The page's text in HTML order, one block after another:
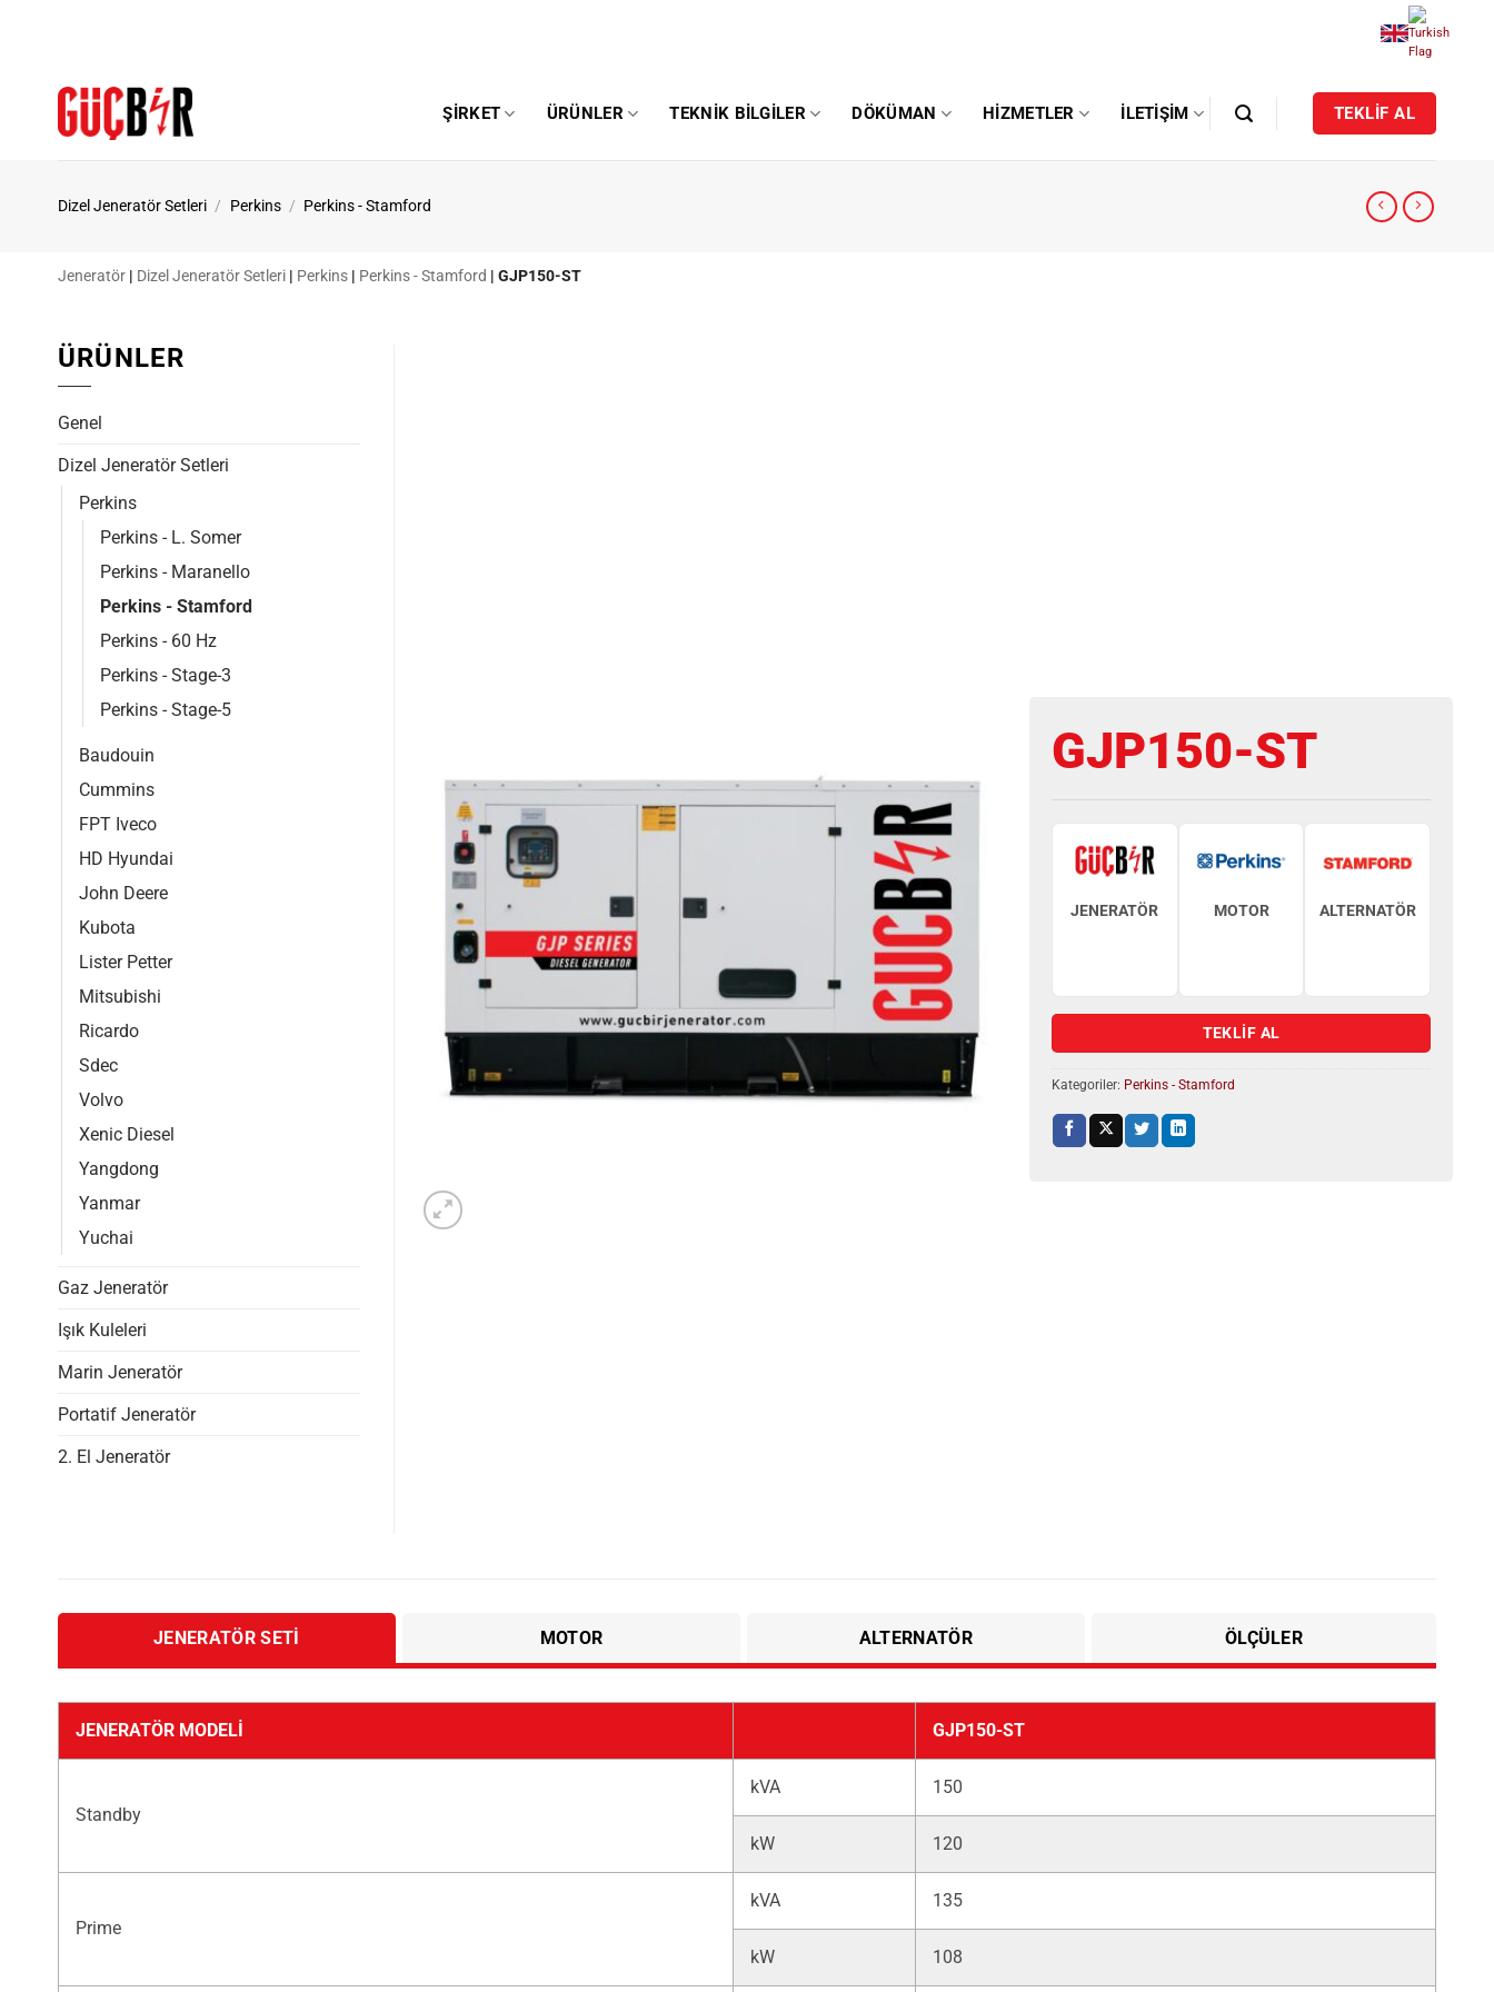
ŞIRKET ÜRÜNLER TEKNIK BILGILER DÖKÜMAN HIZMETLER İLETIŞIM TEKLİF AL
Dizel Jeneratör Setleri / Perkins / Perkins - Stamford
Jeneratör | Dizel Jeneratör Setleri | Perkins | Perkins - Stamford | GJP150-ST
GJP150-ST
JENERATÖR MOTOR ALTERNATÖR
TEKLİF AL
Kategoriler: Perkins - Stamford
ÜRÜNLER
Genel
Dizel Jeneratör Setleri
Perkins
Perkins - L. Somer
Perkins - Maranello
Perkins - Stamford
Perkins - 60 Hz
Perkins - Stage-3
Perkins - Stage-5
Baudouin
Cummins
FPT Iveco
HD Hyundai
John Deere
Kubota
Lister Petter
Mitsubishi
Ricardo
Sdec
Volvo
Xenic Diesel
Yangdong
Yanmar
Yuchai
Gaz Jeneratör
Işık Kuleleri
Marin Jeneratör
Portatif Jeneratör
2. El Jeneratör
JENERATÖR SETI MOTOR ALTERNATÖR ÖLÇÜLER
JENERATÖR MODELI GJP150-ST
Standby
kVA 150
kW 120
Prime
kVA 135
kW 108